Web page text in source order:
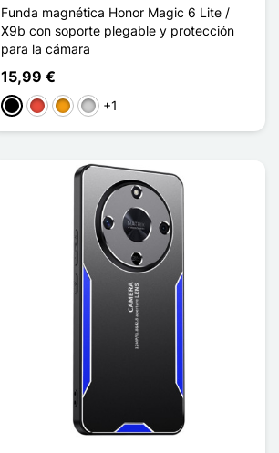
Funda magnética Honor Magic 6 Lite /
X9b con soporte plegable y protección
para la cámara
15,99 €
NegroRojoNaranja
Plata+1